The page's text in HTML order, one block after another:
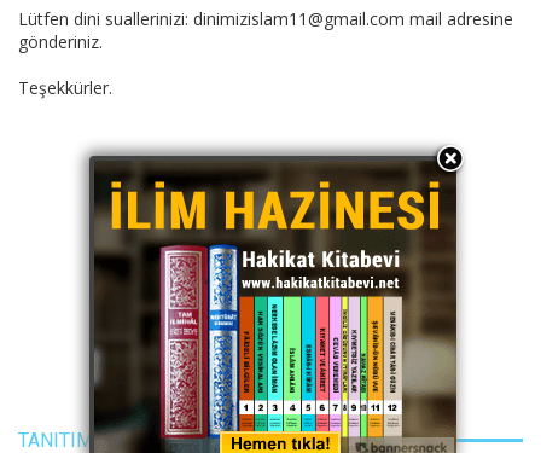
Lütfen dini suallerinizi: dinimizislam11@gmail.com mail adresine
gönderiniz.
Teşekkürler.
TANITIM